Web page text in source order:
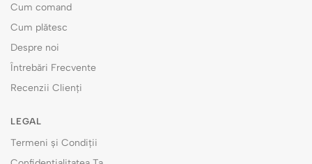
Cum comand
Cum plătesc
Despre noi
Întrebări Frecvente
Recenzii Clienți
LEGAL
Termeni și Condiții